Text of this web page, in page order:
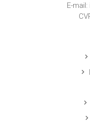
E-mail:
keyboard_arrow_right
keyboard_arrow_right
keyboard_arrow_right
keyboard_arrow_right